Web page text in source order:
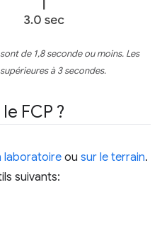
de 1,8 seconde ou moins. Les
à 3 secondes.
FCP ?
laboratoire ou sur le terrain.
suivants: